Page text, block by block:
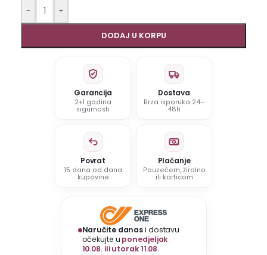
- +
DODAJ U KORPU
Garancija
2+1 godina
sigurnosti
Dostava
Brza isporuka 24–
48h
Povrat
15 dana od dana
kupovine
Plaćanje
Pouzećem, žiralno
ili karticom
Naručite danasi dostavu
očekujte u ponedjeljak
10.08. ili utorak 11.08.